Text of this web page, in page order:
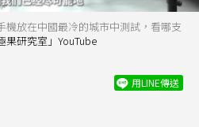
機放在中國最冷的城市中測試，看哪支
果研究室」YouTube
用LINE傳送